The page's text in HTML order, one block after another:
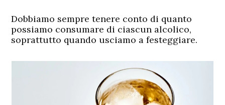
Dobbiamo sempre tenere conto di quanto
possiamo consumare di ciascun alcolico,
soprattutto quando usciamo a festeggiare.